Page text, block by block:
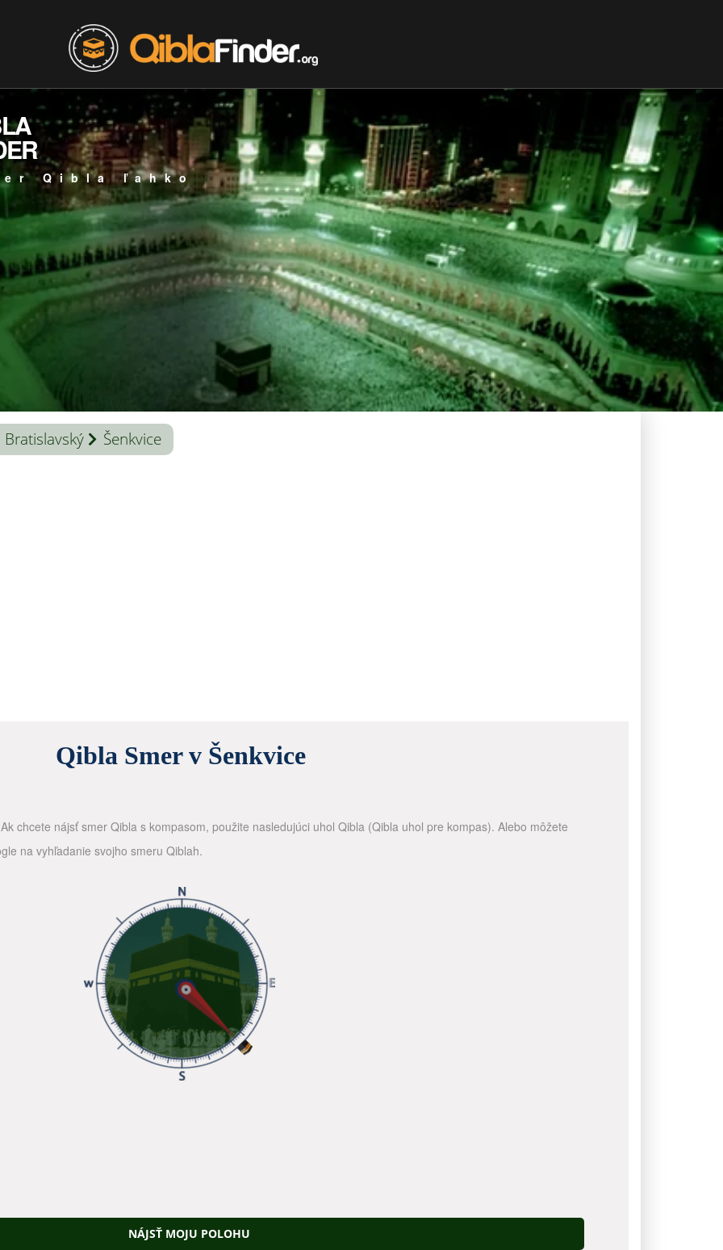
Qibla ľahko
Bratislavský Šenkvice
Qibla Smer v Šenkvice
chcete nájsť smer Qibla s kompasom, použite nasledujúci uhol Qibla (Qibla uhol pre kompas). Alebo môžete
na vyhľadanie svojho smeru Qiblah.
NÁJSŤ MOJU POLOHU